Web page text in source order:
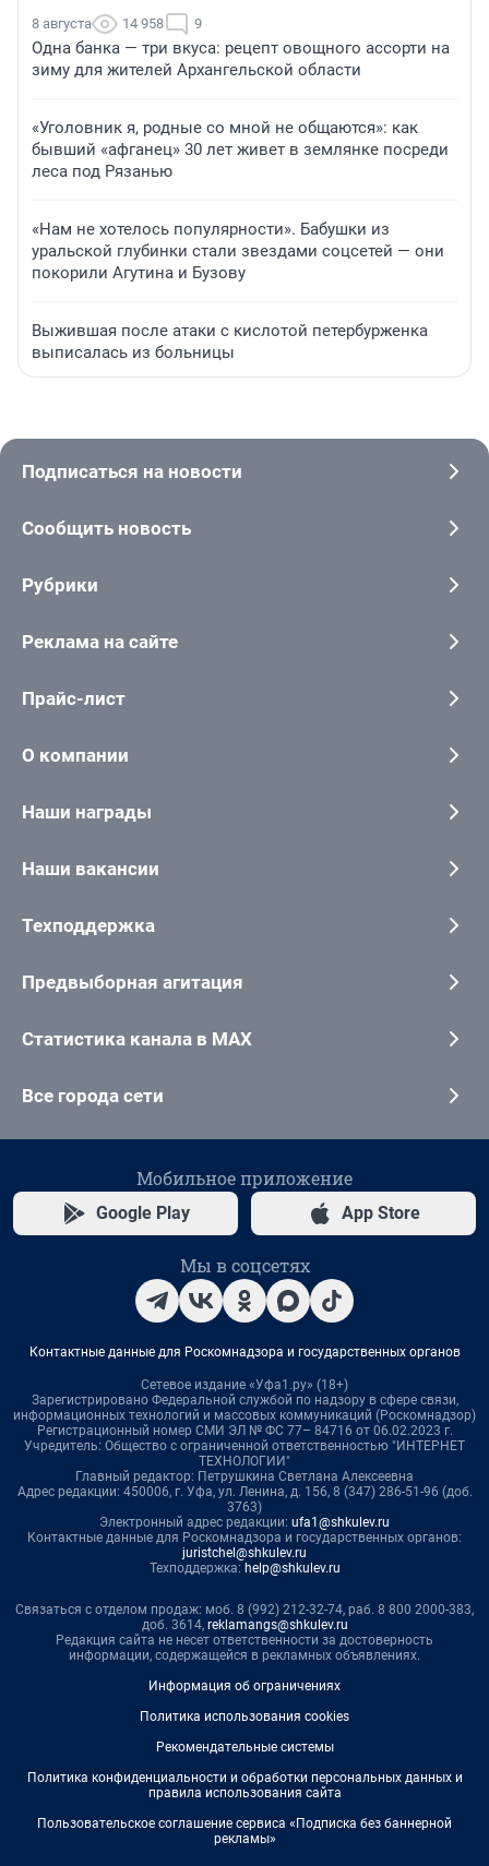
8 августа 14 958 9
Одна банка — три вкуса: рецепт овощного ассорти на
зиму для жителей Архангельской области
«Уголовник я, родные со мной не общаются»: как
бывший «афганец» 30 лет живет в землянке посреди
леса под Рязанью
«Нам не хотелось популярности». Бабушки из
уральской глубинки стали звездами соцсетей — они
покорили Агутина и Бузову
Выжившая после атаки с кислотой петербурженка
выписалась из больницы
Подписаться на новости
Сообщить новость
Рубрики
Реклама на сайте
Прайс-лист
О компании
Наши награды
Наши вакансии
Техподдержка
Предвыборная агитация
Статистика канала в MAX
Все города сети
Мобильное приложение
Google Play App Store
Мы в соцсетях
Контактные данные для Роскомнадзора и государственных органов
Сетевое издание «Уфа1.ру» (18+)
Зарегистрировано Федеральной службой по надзору в сфере связи,
информационных технологий и массовых коммуникаций (Роскомнадзор)
Регистрационный номер СМИ ЭЛ № ФС 77– 84716 от 06.02.2023 г.
Учредитель: Общество с ограниченной ответственностью "ИНТЕРНЕТ
ТЕХНОЛОГИИ"
Главный редактор: Петрушкина Светлана Алексеевна
Адрес редакции: 450006, г. Уфа, ул. Ленина, д. 156, 8 (347) 286-51-96 (доб.
3763)
Электронный адрес редакции: ufa1@shkulev.ru
Контактные данные для Роскомнадзора и государственных органов:
juristchel@shkulev.ru
Техподдержка: help@shkulev.ru
Связаться с отделом продаж: моб. 8 (992) 212-32-74, раб. 8 800 2000-383,
доб. 3614, reklamangs@shkulev.ru
Редакция сайта не несет ответственности за достоверность
информации, содержащейся в рекламных объявлениях.
Информация об ограничениях
Политика использования cookies
Рекомендательные системы
Политика конфиденциальности и обработки персональных данных и
правила использования сайта
Пользовательское соглашение сервиса «Подписка без баннерной
рекламы»